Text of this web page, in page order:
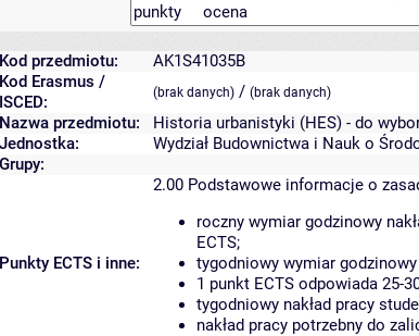
Kod przedmiotu:
AK1S41035B
Kod Erasmus /
ISCED:
(brak danych) / (brak danych)
Nazwa przedmiotu:
Historia urbanistyki (HES) - do
Jednostka:
Wydział Budownictwa i Nauk o
Grupy:
Punkty ECTS i inne:
2.00 Podstawowe informacje o
roczny wymiar godzinowy
ECTS;
tygodniowy wymiar
1 punkt ECTS odpowiada 25-
tygodniowy nakład pracy
nakład pracy potrzebny do